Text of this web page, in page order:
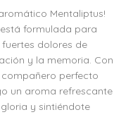
Mentaliptus!
formulada para
dolores de
y la memoria. Con
perfecto
un aroma refrescante
y sintiéndote